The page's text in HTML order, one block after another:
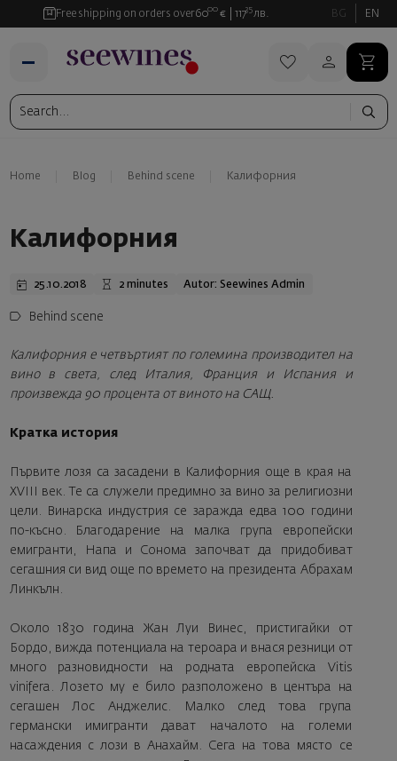
Free shipping on orders over6000 € 11735 лв. BG EN
Home Blog Behind scene Калифорния
Калифорния
25.10.2018 2 minutes Autor: Seewines Admin
Behind scene
Калифорния е четвъртият по големина производител на
вино в света, след Италия, Франция и Испания и
произвежда 90 процента от виното на САЩ.
Кратка история
Първите лозя са засадени в Калифорния още в края на
XVIII век. Те са служели предимно за вино за религиозни
цели. Винарска индустрия се заражда едва 100 години
по-късно. Благодарение на малка група европейски
емигранти, Напа и Сонома започват да придобиват
сегашния си вид още по времето на президента Абрахам
Линкълн.
Около 1830 година Жан Луи Винес, пристигайки от
Бордо, вижда потенциала на тероара и внася резници от
много разновидности на родната европейска Vitis
vinifera. Лозето му е било разположено в центъра на
сегашен Лос Анджелис. Малко след това група
германски имигранти дават началото на големи
насаждения с лози в Анахайм. Сега на това място се